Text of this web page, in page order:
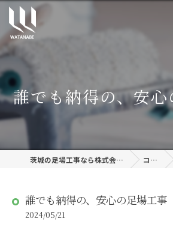
誰でも納得の、安
茨城の足場工事なら株式会社渡邊建設 コラム
誰でも納得の、安心の足場工事
2024/05/21